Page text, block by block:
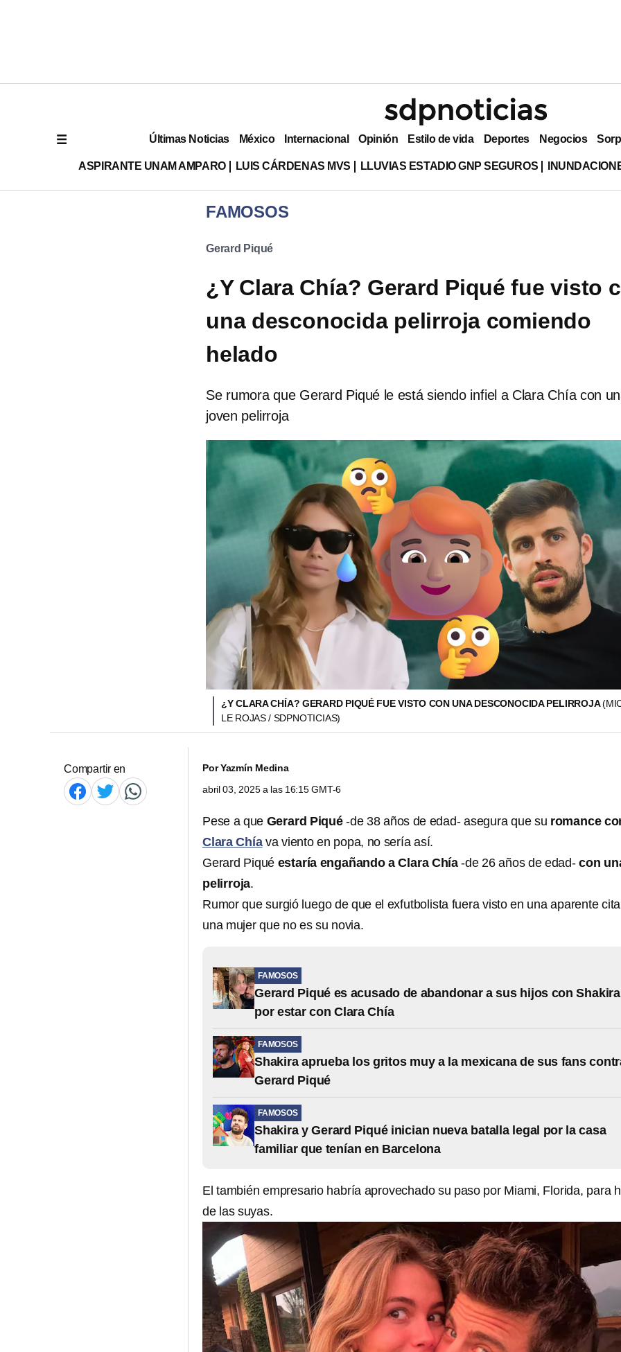
Últimas Noticias México Internacional Opinión Estilo de vida Deportes Negocios
ASPIRANTE UNAM AMPARO LUIS CÁRDENAS MVS LLUVIAS ESTADIO GNP SEGUROS
FAMOSOS
Gerard Piqué
¿Y Clara Chía? Gerard Piqué fue visto
una desconocida pelirroja comiendo
helado
Se rumora que Gerard Piqué le está siendo infiel a Clara Chía con
joven pelirroja
¿Y CLARA CHÍA? GERARD PIQUÉ FUE VISTO CON UNA DESCONOCIDA PELIRROJA
LE ROJAS / SDPNOTICIAS)
Compartir en PorYazmín Medina
abril 03, 2025 a las 16:15 GMT-6
Pese a que Gerard Piqué-de 38 años de edad- asegura que su romance
Clara Chíava viento en popa, no sería así.
Gerard Piqué estaría engañando a Clara Chía -de 26 años de edad-con
pelirroja.
Rumor que surgió luego de que el exfutbolista fuera visto en una aparente
una mujer que no es su novia.
FAMOSOS
Gerard Piqué es acusado de abandonar a sus hijos con Shakira
por estar con Clara Chía
FAMOSOS
Shakira aprueba los gritos muy a la mexicana de sus fans
Gerard Piqué
FAMOSOS
Shakira y Gerard Piqué inician nueva batalla legal por la casa
familiar que tenían en Barcelona
El también empresario habría aprovechado su paso por Miami, Florida, para
de las suyas.